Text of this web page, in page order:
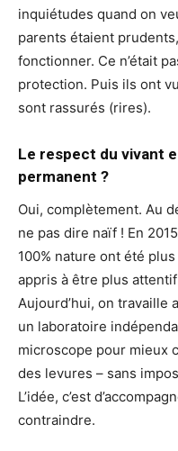
inquiétudes quand on
parents étaient
fonctionner. Ce n’était
protection. Puis ils ont
sont rassurés (rires).
Le respect du vivant
permanent ?
Oui, complètement. Au
ne pas dire naïf ! En
100% nature ont été
appris à être plus
Aujourd’hui, on travaille
un laboratoire
microscope pour mieux
des levures – sans
L’idée, c’est
contraindre.